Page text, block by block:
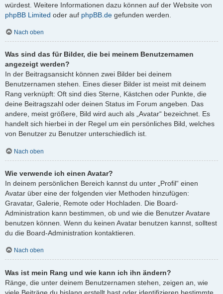
würdest. Weitere Informationen dazu können auf der Website von
phpBB Limited oder auf phpBB.de gefunden werden.
Nach oben
Was sind das für Bilder, die bei meinem Benutzernamen
angezeigt werden?
In der Beitragsansicht können zwei Bilder bei deinem
Benutzernamen stehen. Eines dieser Bilder ist meist mit deinem
Rang verknüpft: Oft sind dies Sterne, Kästchen oder Punkte, die
deine Beitragszahl oder deinen Status im Forum angeben. Das
andere, meist größere, Bild wird auch als „Avatar“ bezeichnet. Es
handelt sich hierbei in der Regel um ein persönliches Bild, welches
von Benutzer zu Benutzer unterschiedlich ist.
Nach oben
Wie verwende ich einen Avatar?
In deinem persönlichen Bereich kannst du unter „Profil“ einen
Avatar über eine der folgenden vier Methoden hinzufügen:
Gravatar, Galerie, Remote oder Hochladen. Die Board-
Administration kann bestimmen, ob und wie die Benutzer Avatare
benutzen können. Wenn du keinen Avatar benutzen kannst, solltest
du die Board-Administration kontaktieren.
Nach oben
Was ist mein Rang und wie kann ich ihn ändern?
Ränge, die unter deinem Benutzernamen stehen, zeigen an, wie
viele Beiträge du bislang erstellt hast oder identifizieren bestimmte